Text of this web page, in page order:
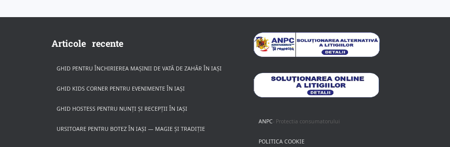
Articole recente
GHID PENTRU ÎNCHIRIEREA MAȘINII DE VATĂ DE ZAHĂR ÎN IAȘI
GHID KIDS CORNER PENTRU EVENIMENTE ÎN IAȘI
GHID HOSTESS PENTRU NUNȚI ȘI RECEPȚII ÎN IAȘI
URSITOARE PENTRU BOTEZ ÎN IAȘI — MAGIE ȘI TRADIȚIE
ANPC- Protectia consumatorului
POLITICA COOKIE